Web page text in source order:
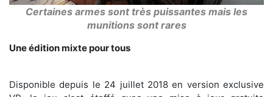
Certaines armes sont très puissantes mais les
munitions sont rares
Une édition mixte pour tous
Disponible depuis le 24 juillet 2018 en version exclusive